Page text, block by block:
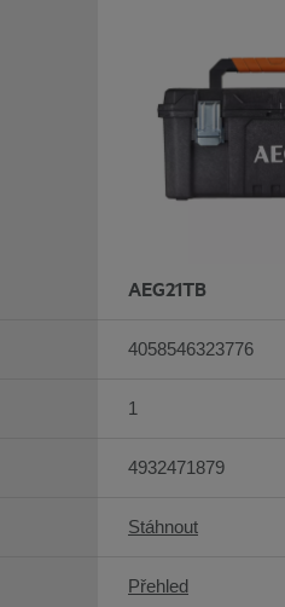
AEG21TB
4058546323776
1
4932471879
Stáhnout
Přehled